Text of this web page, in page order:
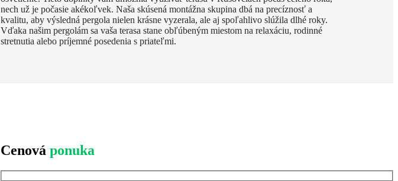
nech už je počasie akékoľvek. Naša skúsená montážna skupina dbá na precíznosť a
kvalitu, aby výsledná pergola nielen krásne vyzerala, ale aj spoľahlivo slúžila dlhé roky.
Vďaka našim pergolám sa vaša terasa stane obľúbeným miestom na relaxáciu, rodinné
stretnutia alebo príjemné posedenia s priateľmi.
Cenová ponuka